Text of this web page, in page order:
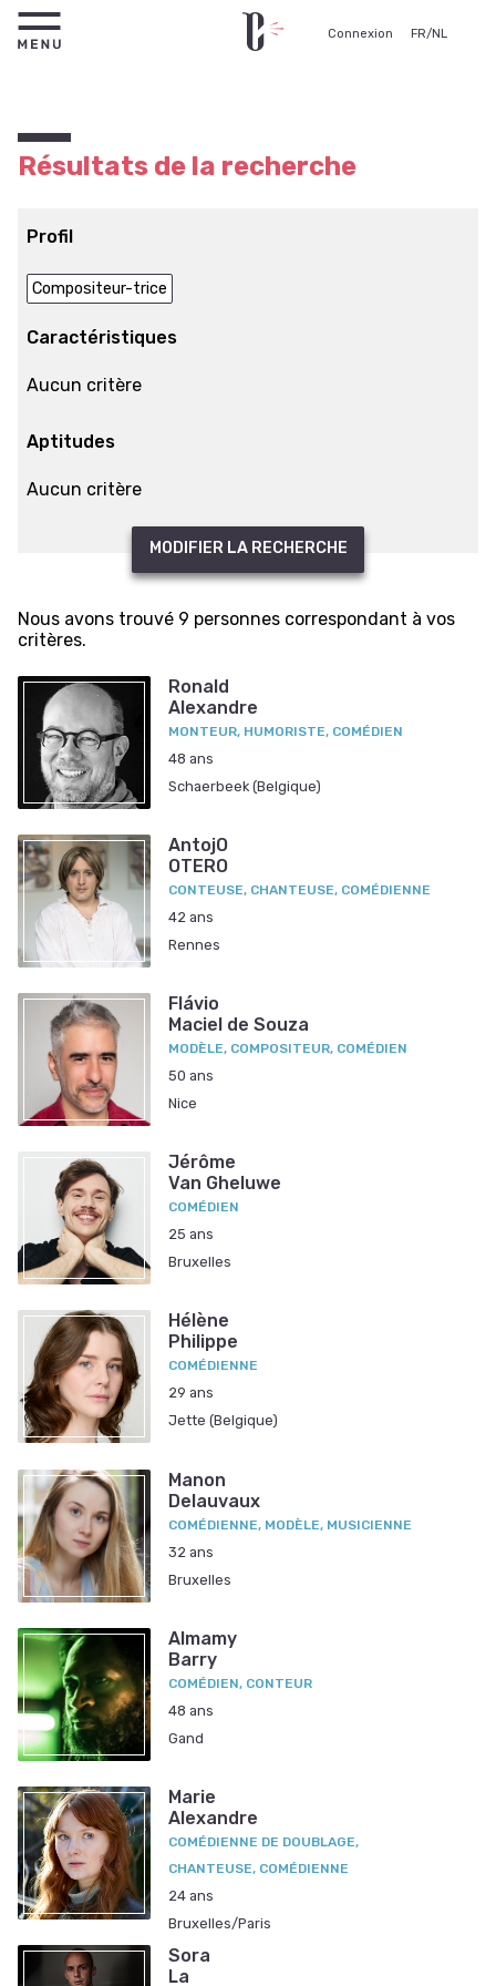
Connexion FR/NL
Résultats de la recherche
Profil
Compositeur-trice
Caractéristiques
Aucun critère
Aptitudes
Aucun critère
MODIFIER LA RECHERCHE
Nous avons trouvé 9 personnes correspondant à vos
critères.
Ronald
Alexandre
MONTEUR, HUMORISTE, COMÉDIEN
48 ans
Schaerbeek (Belgique)
AntojO
OTERO
CONTEUSE, CHANTEUSE, COMÉDIENNE
42 ans
Rennes
Flávio
Maciel de Souza
MODÈLE, COMPOSITEUR, COMÉDIEN
50 ans
Nice
Jérôme
Van Gheluwe
COMÉDIEN
25 ans
Bruxelles
Hélène
Philippe
COMÉDIENNE
29 ans
Jette (Belgique)
Manon
Delauvaux
COMÉDIENNE, MODÈLE, MUSICIENNE
32 ans
Bruxelles
Almamy
Barry
COMÉDIEN, CONTEUR
48 ans
Gand
Marie
Alexandre
COMÉDIENNE DE DOUBLAGE,
CHANTEUSE, COMÉDIENNE
24 ans
Bruxelles/Paris
Sora
La